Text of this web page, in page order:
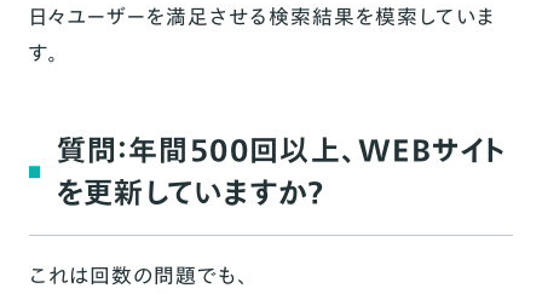
日々ユーザーを満足させる検索結果を模索していま
す。
質問：年間500回以上、WEBサイト
を更新していますか？
これは回数の問題でも、